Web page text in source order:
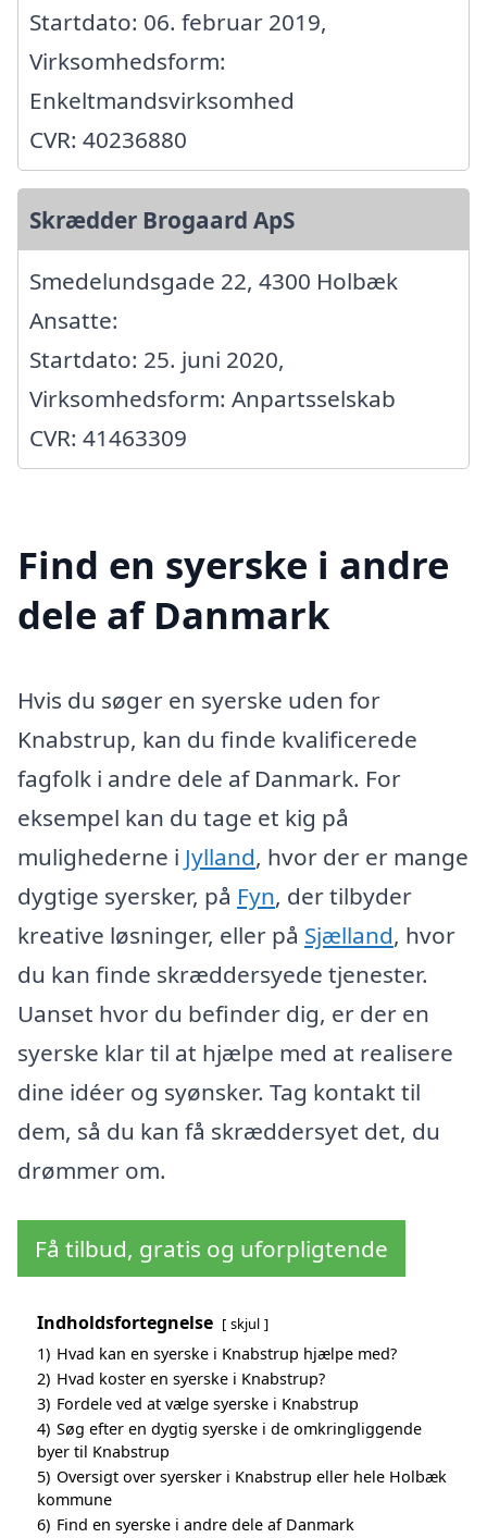
Startdato: 06. februar 2019,
Virksomhedsform:
Enkeltmandsvirksomhed
CVR: 40236880
Skrædder Brogaard ApS
Smedelundsgade 22, 4300 Holbæk
Ansatte:
Startdato: 25. juni 2020,
Virksomhedsform: Anpartsselskab
CVR: 41463309
Find en syerske i andre
dele af Danmark
Hvis du søger en syerske uden for
Knabstrup, kan du finde kvalificerede
fagfolk i andre dele af Danmark. For
eksempel kan du tage et kig på
mulighederne i Jylland, hvor der er mange
dygtige syersker, på Fyn, der tilbyder
kreative løsninger, eller på Sjælland, hvor
du kan finde skræddersyede tjenester.
Uanset hvor du befinder dig, er der en
syerske klar til at hjælpe med at realisere
dine idéer og syønsker. Tag kontakt til
dem, så du kan få skræddersyet det, du
drømmer om.
Få tilbud, gratis og uforpligtende
Indholdsfortegnelse skjul
1) Hvad kan en syerske i Knabstrup hjælpe med?
2) Hvad koster en syerske i Knabstrup?
3) Fordele ved at vælge syerske i Knabstrup
4) Søg efter en dygtig syerske i de omkringliggende
byer til Knabstrup
5) Oversigt over syersker i Knabstrup eller hele Holbæk
kommune
6) Find en syerske i andre dele af Danmark